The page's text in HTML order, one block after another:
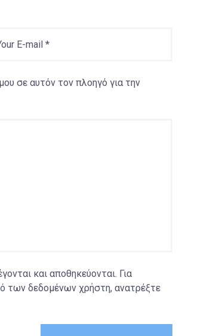
σε αυτόν τον πλοηγό για την
και αποθηκεύονται. Για
των δεδομένων χρήστη, ανατρέξτε